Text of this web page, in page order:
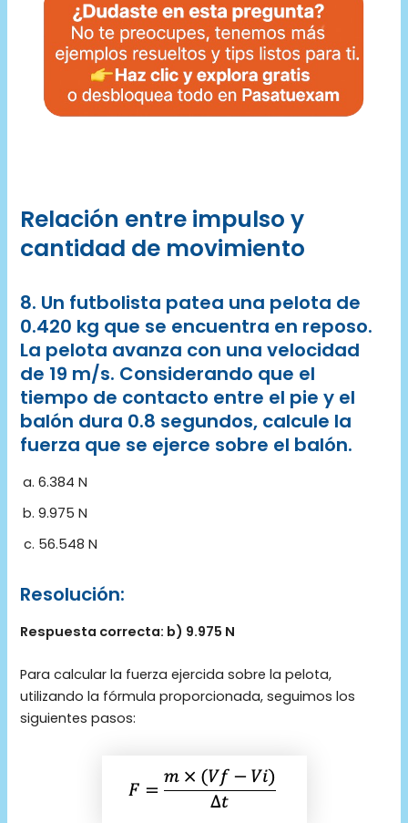
Relación entre impulso y
cantidad de movimiento
8. Un futbolista patea una pelota de
0.420 kg que se encuentra en reposo.
La pelota avanza con una velocidad
de 19 m/s. Considerando que el
tiempo de contacto entre el pie y el
balón dura 0.8 segundos, calcule la
fuerza que se ejerce sobre el balón.
6.384 N
9.975 N
56.548 N
Resolución:
Respuesta correcta: b) 9.975 N
Para calcular la fuerza ejercida sobre la pelota,
utilizando la fórmula proporcionada, seguimos los
siguientes pasos: